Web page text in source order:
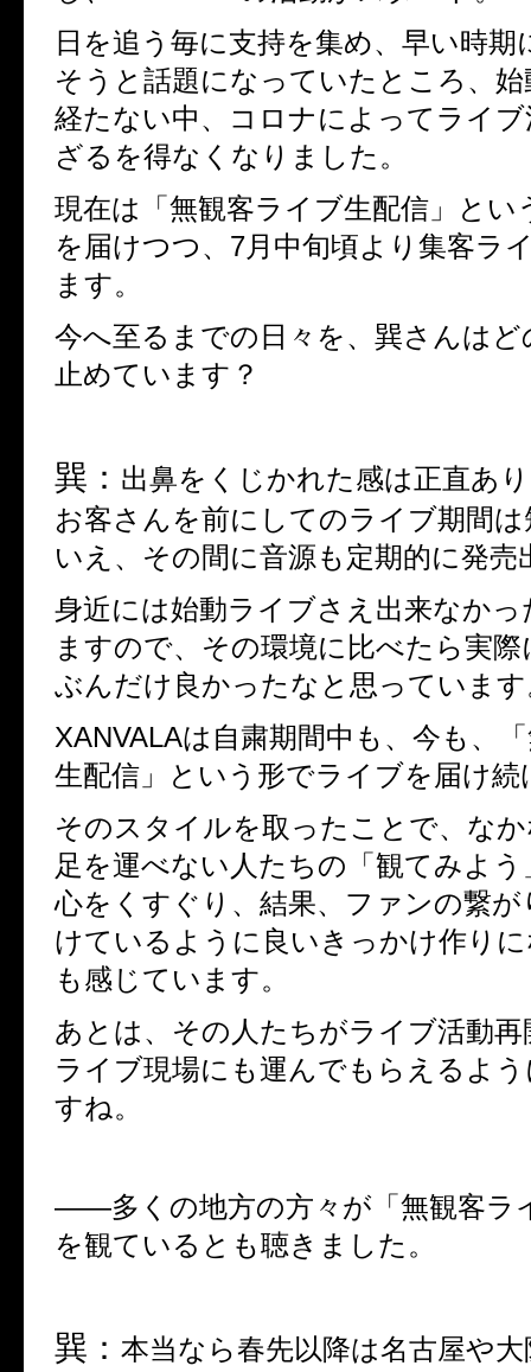
日を追う毎に支持を集め、早い時
そうと話題になっていたところ、
経たない中、コロナによってライ
ざるを得なくなりました。
現在は「無観客ライブ生配信」とい
を届けつつ、 7月中旬頃より集客ラ
ます。
今へ至るまでの日々を、巽さんは
止めています？
巽： 出鼻をくじかれた感は正直あ
お客さんを前にしてのライブ期間
いえ、その間に音源も定期的に発売
身近には始動ライブさえ出来なか
ますので、その環境に比べたら実
ぶんだけ良かったなと思っていま
XANVALAは自粛期間中も、今も、
生配信」という形でライブを届け
そのスタイルを取ったことで、な
足を運べない人たちの「観てみよ
心をくすぐり、結果、ファンの繋
けているように良いきっかけ作り
も感じています。
あとは、その人たちがライブ活動再
ライブ現場にも運んでもらえるよ
すね。
――多くの地方の方々が「無観客ラ
を観ているとも聴きました。
巽： 本当なら春先以降は名古屋や